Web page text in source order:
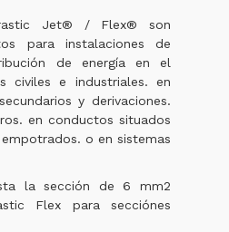
Jet® / Flex® son
para instalaciones de
de energía en el
civiles e industriales. en
y derivaciones.
en conductos situados
o en sistemas
la sección de 6 mm2
Flex para secciónes